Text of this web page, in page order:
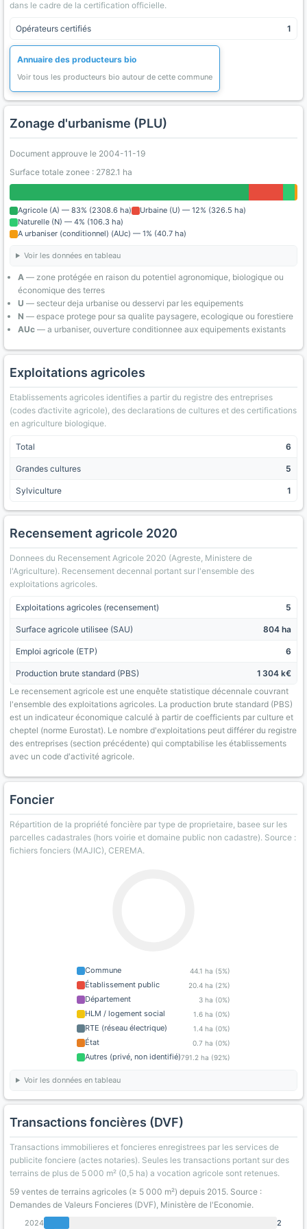
dans le cadre de la certification officielle.
Opérateurs certifiés 1
Annuaire des producteurs bio
Voir tous les producteurs bio autour de cette commune
Zonage d'urbanisme (PLU)
Document approuve le 2004-11-19
Surface totale zonee : 2782.1 ha
Agricole (A) — 83% (2308.6 ha)
Urbaine (U) — 12% (326.5 ha)
Naturelle (N) — 4% (106.3 ha)
A urbaniser (conditionnel) (AUc) — 1% (40.7 ha)
Voir les données en tableau
A — zone protégée en raison du potentiel agronomique, biologique ou
économique des terres
U — secteur deja urbanise ou desservi par les equipements
N — espace protege pour sa qualite paysagere, ecologique ou forestiere
AUc — a urbaniser, ouverture conditionnee aux equipements existants
Exploitations agricoles
Etablissements agricoles identifies a partir du registre des entreprises
(codes d’activite agricole), des declarations de cultures et des certifications
en agriculture biologique.
Total 6
Grandes cultures 5
Sylviculture 1
Recensement agricole 2020
Donnees du Recensement Agricole 2020 (Agreste, Ministere de
l'Agriculture). Recensement decennal portant sur l'ensemble des
exploitations agricoles.
Exploitations agricoles (recensement) 5
Surface agricole utilisee (SAU) 804 ha
Emploi agricole (ETP) 6
Production brute standard (PBS)
1 304 k€
Le recensement agricole est une enquête statistique décennale couvrant
l'ensemble des exploitations agricoles. La production brute standard (PBS)
est un indicateur économique calculé à partir de coefficients par culture et
cheptel (norme Eurostat). Le nombre d'exploitations peut différer du registre
des entreprises (section précédente) qui comptabilise les établissements
avec un code d'activité agricole.
Foncier
Répartition de la propriété foncière par type de proprietaire, basee sur les
parcelles cadastrales (hors voirie et domaine public non cadastre). Source :
fichiers fonciers (MAJIC), CEREMA.
Commune 44.1 ha (5%)
Établissement public 20.4 ha (2%)
Département 3 ha (0%)
HLM / logement social 1.6 ha (0%)
RTE (réseau électrique) 1.4 ha (0%)
État 0.7 ha (0%)
Autres (privé, non identifié)791.2 ha (92%)
Voir les données en tableau
Transactions foncières (DVF)
Transactions immobilieres et foncieres enregistrees par les services de
publicite fonciere (actes notaries). Seules les transactions portant sur des
terrains de plus de 5 000 m² (0,5 ha) a vocation agricole sont retenues.
59 ventes de terrains agricoles (≥ 5 000 m²) depuis 2015. Source :
Demandes de Valeurs Foncieres (DVF), Ministère de l'Economie.
2024
2